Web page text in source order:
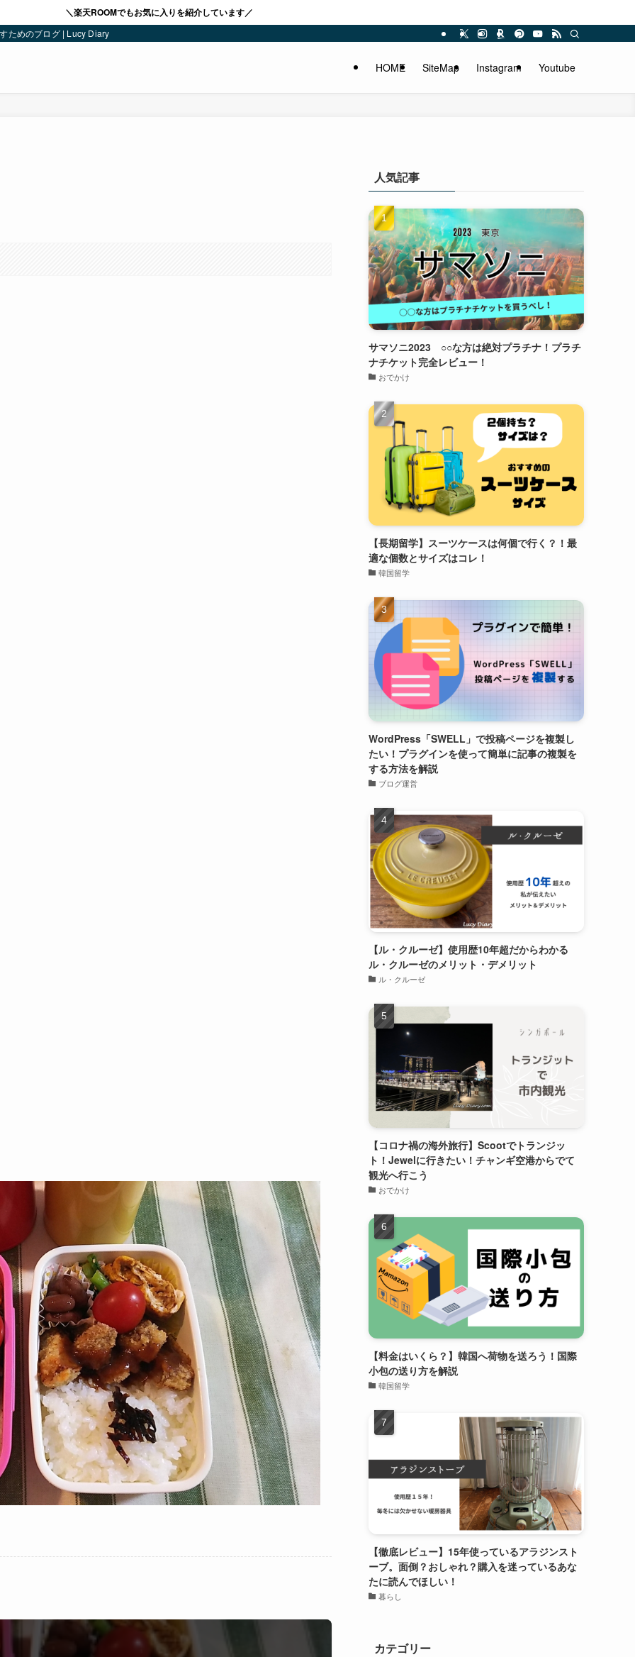
＼楽天ROOMでもお気に入りを紹介しています／
ためのブログ | Lucy Diary
HOME SiteMap Instagram Youtube
人気記事
サマソニ2023 ○○な方は絶対プラチナ！プラチ
ナチケット完全レビュー！
おでかけ
【長期留学】スーツケースは何個で行く？！最
適な個数とサイズはコレ！
韓国留学
WordPress「SWELL」で投稿ページを複製し
たい！プラグインを使って簡単に記事の複製を
する方法を解説
ブログ運営
【ル・クルーゼ】使用歴10年超だからわかる
ル・クルーゼのメリット・デメリット
ル・クルーゼ
【コロナ禍の海外旅行】Scootでトランジッ
ト！Jewelに行きたい！チャンギ空港からでて
観光へ行こう
おでかけ
【料金はいくら？】韓国へ荷物を送ろう！国際
小包の送り方を解説
韓国留学
【徹底レビュー】15年使っているアラジンスト
ーブ。面倒？おしゃれ？購入を迷っているあな
たに読んでほしい！
暮らし
カテゴリー